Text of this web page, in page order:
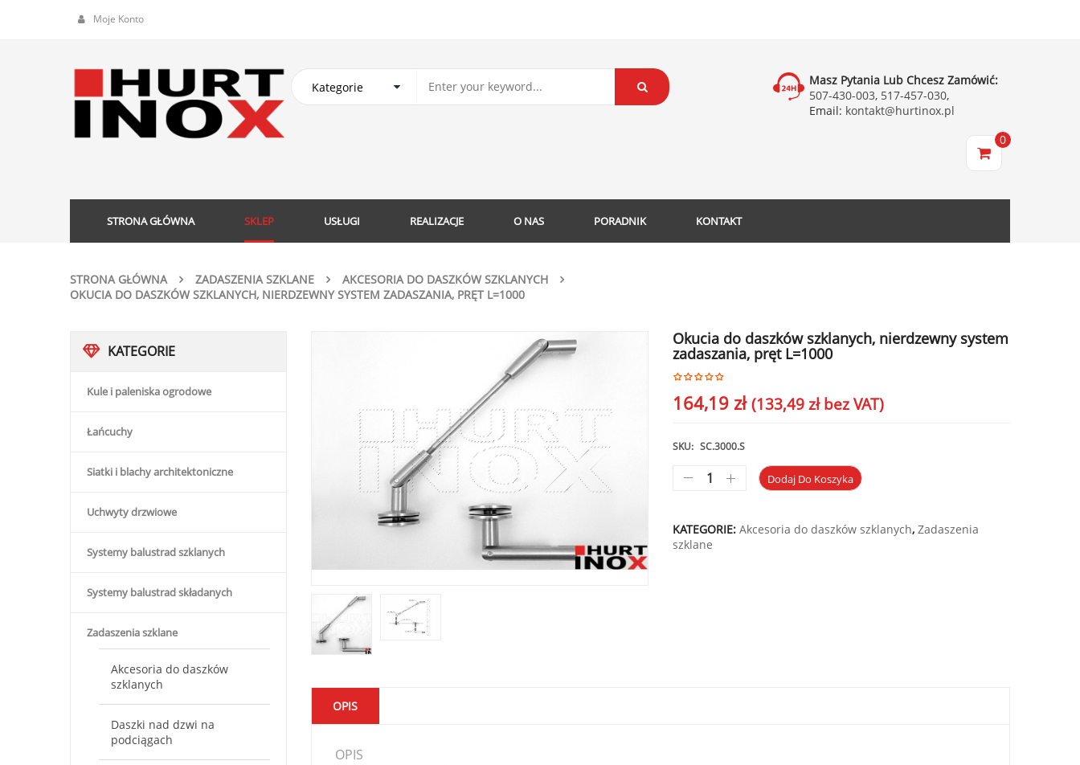
Moje Konto
Masz Pytania Lub Chcesz Zamówić:
507-430-003, 517-457-030,
Email: kontakt@hurtinox.pl
0
STRONA GŁÓWNA SKLEP USŁUGI REALIZACJE O NAS PORADNIK KONTAKT
STRONA GŁÓWNA ZADASZENIA SZKLANE
AKCESORIA DO DASZKÓW SZKLANYCH
OKUCIA DO DASZKÓW SZKLANYCH, NIERDZEWNY SYSTEM ZADASZANIA, PRĘT L=1000
KATEGORIE
Kule i paleniska ogrodowe
Łańcuchy
Siatki i blachy architektoniczne
Uchwyty drzwiowe
Systemy balustrad szklanych
Systemy balustrad składanych
Zadaszenia szklane
Akcesoria do daszków
szklanych
Daszki nad dzwi na
podciągach
Okucia do daszków szklanych, nierdzewny system
zadaszania, pręt L=1000
164,19 zł (133,49 złbez VAT)
SKU: SC.3000.S
Dodaj Do Koszyka
KATEGORIE: Akcesoria do daszków szklanych, Zadaszenia
szklane
OPIS
OPIS